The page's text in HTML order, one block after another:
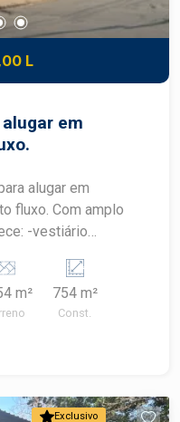
L
em
alugar em
fluxo. Com amplo
-vestiário
de ampliar
Excelente
lojas. Ideal
m² 754 m²
Const.
Exclusivo